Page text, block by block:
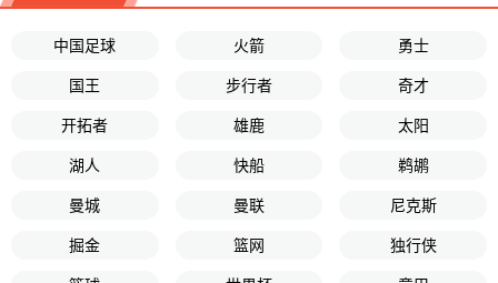
中国足球 火箭 勇士
国王 步行者 奇才
开拓者 雄鹿 太阳
湖人 快船 鹈鹕
曼城 曼联 尼克斯
掘金 篮网 独行侠